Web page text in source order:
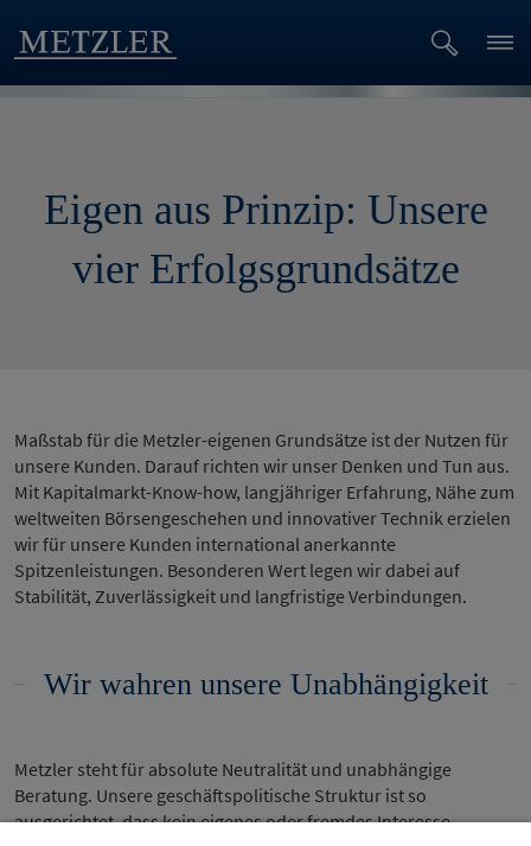
Eigen aus Prinzip: Unsere
vier Erfolgsgrundsätze
Maßstab für die Metzler-eigenen Grundsätze ist der Nutzen für
unsere Kunden. Darauf richten wir unser Denken und Tun aus.
Mit Kapitalmarkt-Know-how, langjähriger Erfahrung, Nähe zum
weltweiten Börsengeschehen und innovativer Technik erzielen
wir für unsere Kunden international anerkannte
Spitzenleistungen. Besonderen Wert legen wir dabei auf
Stabilität, Zuverlässigkeit und langfristige Verbindungen.
Wir wahren unsere Unabhängigkeit
Metzler steht für absolute Neutralität und unabhängige
Beratung. Unsere geschäftspolitische Struktur ist so
ausgerichtet, dass kein eigenes oder fremdes Interesse,